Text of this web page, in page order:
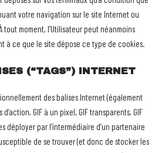
votre navigation sur le site Internet ou
tout moment, l’Utilisateur peut néanmoins
à ce que le site dépose ce type de cookies.
(“TAGS”) INTERNET
des balises Internet (également
GIF à un pixel, GIF transparents, GIF
déployer par l’intermédiaire d’un partenaire
de se trouver (et donc de stocker les